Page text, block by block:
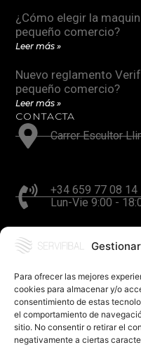
Para ofrecer las mejores
cookies para almacenar y/o
consentimiento de estas
el comportamiento de
sitio. No consentir o retirar el
negativamente a ciertas
¿Cómo elegir la
pequeño comercio?
Leer más »
Nuevo reglamento
pequeño comercio?
Leer más »
CONTACTA
Carrer Escultor
+34 659 77 08 14
Lun-Vie 9:00 -
hola@servifibal.cat